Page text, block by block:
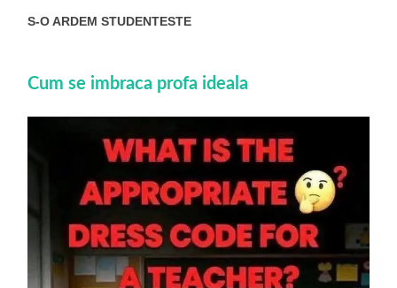
S-O ARDEM STUDENTESTE
Cum se imbraca profa ideala